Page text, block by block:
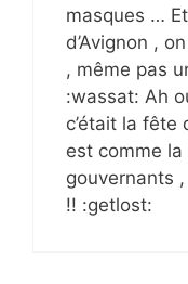
masques …
d’Avignon ,
, même pas
:wassat: Ah
c’était la
est comme
gouvernants
!! :getlost: